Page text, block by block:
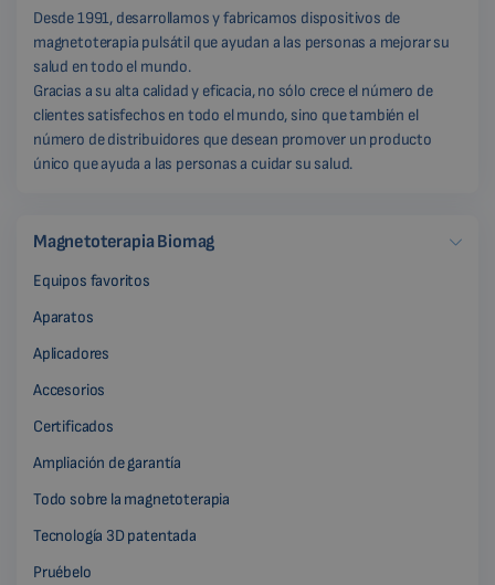
Desde 1991, desarrollamos y fabricamos dispositivos de
magnetoterapia pulsátil que ayudan a las personas a mejorar su
salud en todo el mundo.
Gracias a su alta calidad y eficacia, no sólo crece el número de
clientes satisfechos en todo el mundo, sino que también el
número de distribuidores que desean promover un producto
único que ayuda a las personas a cuidar su salud.
Magnetoterapia Biomag
Equipos favoritos
Aparatos
Aplicadores
Accesorios
Certificados
Ampliación de garantía
Todo sobre la magnetoterapia
Tecnología 3D patentada
Pruébelo